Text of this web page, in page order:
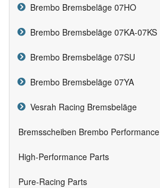
Brembo Bremsbeläge 07HO
Brembo Bremsbeläge 07KA-07KS
Brembo Bremsbeläge 07SU
Brembo Bremsbeläge 07YA
Vesrah Racing Bremsbeläge
Bremsscheiben Brembo Performance
High-Performance Parts
Pure-Racing Parts